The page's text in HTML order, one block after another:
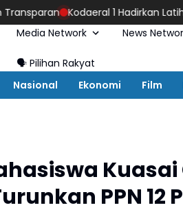
Kodaeral 1 Hadirkan Latihan UAV
Media Network
News
🗣️ Pilihan Rakyat
Nasional Ekonomi Film
Kuasai
PPN 12